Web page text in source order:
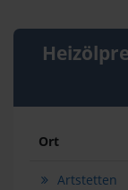
Ort
Artstetten